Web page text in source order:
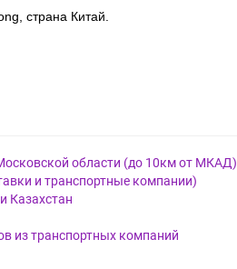
страна Китай.
области (до 10км от МКАД)
и транспортные компании)
Казахстан
из транспортных компаний